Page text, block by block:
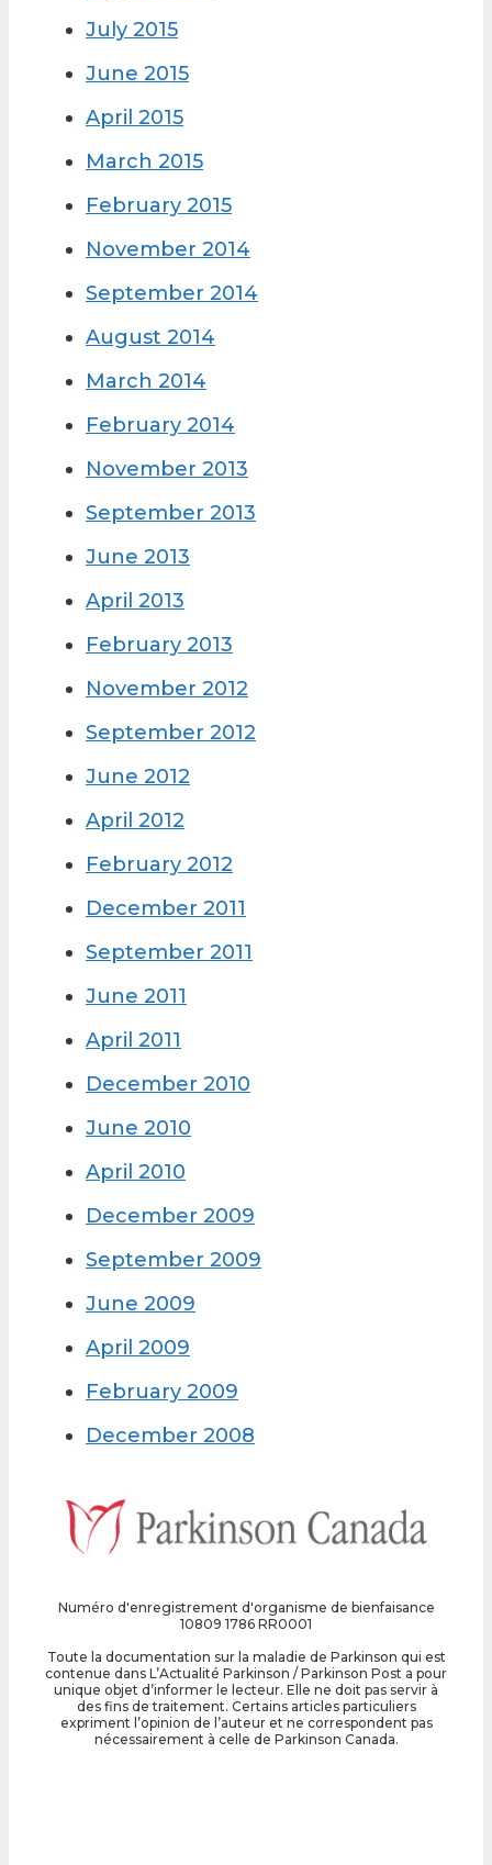
July 2015
June 2015
April 2015
March 2015
February 2015
November 2014
September 2014
August 2014
March 2014
February 2014
November 2013
September 2013
June 2013
April 2013
February 2013
November 2012
September 2012
June 2012
April 2012
February 2012
December 2011
September 2011
June 2011
April 2011
December 2010
June 2010
April 2010
December 2009
September 2009
June 2009
April 2009
February 2009
December 2008
Numéro d'enregistrement d'organisme de bienfaisance
10809 1786 RR0001
Toute la documentation sur la maladie de Parkinson qui est
contenue dans L’Actualité Parkinson / Parkinson Post a pour
unique objet d’informer le lecteur. Elle ne doit pas servir à
des fins de traitement. Certains articles particuliers
expriment l’opinion de l’auteur et ne correspondent pas
nécessairement à celle de Parkinson Canada.